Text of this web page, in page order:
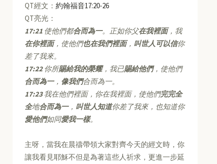
QT經文：約翰福音17:20-26
QT亮光：
17:21 使他們都合而為一。正如你父在我裡面，我
在你裡面，使他們也在我們裡面， 叫世人可以信你
差了我來。
17:22你所賜給我的榮耀，我已賜給他們，使他們
合而為一， 像我們合而為一。
17:23我在他們裡面，你在我裡面，使他們完完全
全地合而為一， 叫世人知道你差了我來，也知道你
愛他們如同愛我一樣。
主呀，當我在晨禱帶領大家對齊今天的經文時，你
讓我看見耶穌不但是為著這些人祈求，更進一步延